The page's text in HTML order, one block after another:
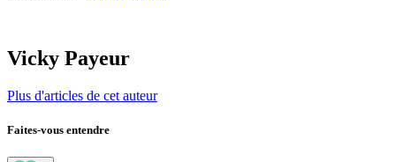
Vicky Payeur
Plus d'articles de cet auteur
Faites-vous entendre